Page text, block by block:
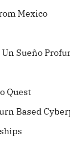
Mexico
Sueño
Quest
Based